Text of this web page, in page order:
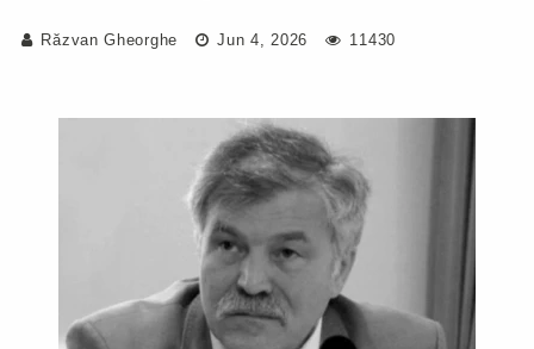
Răzvan Gheorghe Jun 4, 2026 11430